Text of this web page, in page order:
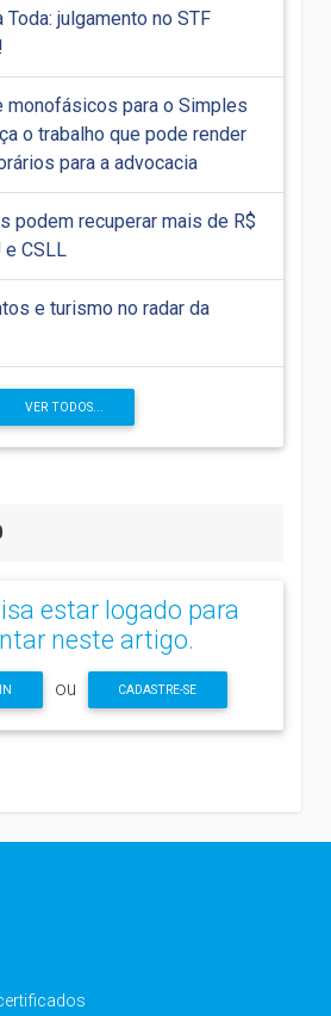
Toda: julgamento no STF
monofásicos para o Simples
o trabalho que pode render
para a advocacia
podem recuperar mais de R$
e CSLL
e turismo no radar da
VER TODOS...
estar logado para
neste artigo.
ou CADASTRE-SE